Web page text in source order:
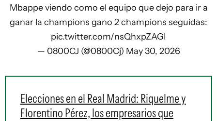
Mbappe viendo como el equipo que dejo para ir a
ganar la champions gano 2 champions seguidas:
pic.twitter.com/nsQhxpZAGI
— 0800CJ (@0800Cj) May 30, 2026
Elecciones en el Real Madrid: Riquelme y
Florentino Pérez, los empresarios que